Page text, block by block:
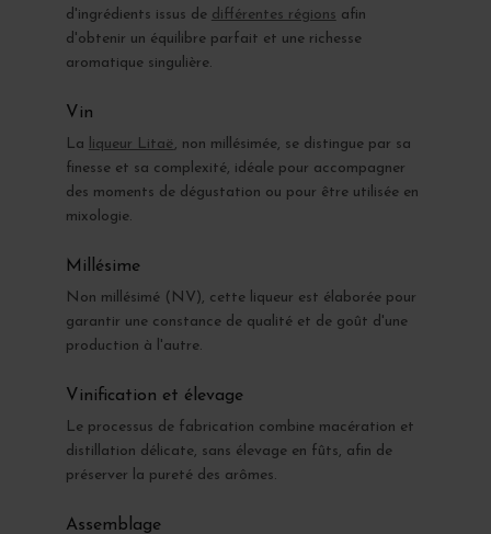
d'ingrédients issus de différentes régions afin
d'obtenir un équilibre parfait et une richesse
aromatique singulière.
Vin
La liqueur Litaë, non millésimée, se distingue par sa
finesse et sa complexité, idéale pour accompagner
des moments de dégustation ou pour être utilisée en
mixologie.
Millésime
Non millésimé (NV), cette liqueur est élaborée pour
garantir une constance de qualité et de goût d'une
production à l'autre.
Vinification et élevage
Le processus de fabrication combine macération et
distillation délicate, sans élevage en fûts, afin de
préserver la pureté des arômes.
Assemblage